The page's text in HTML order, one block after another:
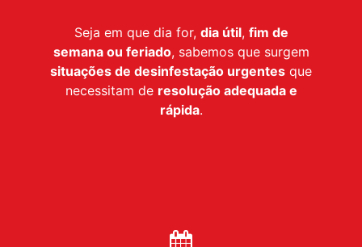
Seja em que dia for, dia útil, fim de
semana ou feriado, sabemos que surgem
situações de desinfestação urgentes que
necessitam de resolução adequada e
rápida.